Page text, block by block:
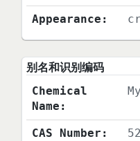
Appearance:
别名和识别编码
Chemical
Name:
CAS Number: